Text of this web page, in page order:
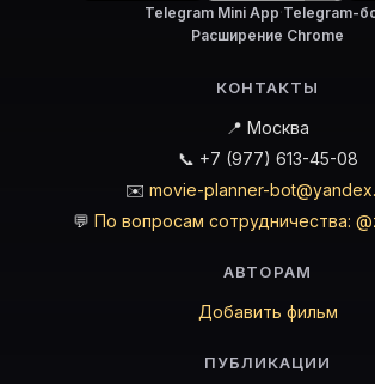
Telegram Mini App·Telegram-
Расширение Chrome
КОНТАКТЫ
📍 Москва
📞 +7 (977) 613-45-08
✉️ movie-planner-
💬 По вопросам сотрудничества:
АВТОРАМ
Добавить фильм
ПУБЛИКАЦИИ